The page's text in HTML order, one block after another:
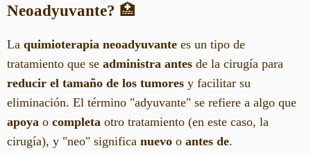
Neoadyuvante? 🏥
La quimioterapia neoadyuvante es un tipo de
tratamiento que se administra antes de la cirugía para
reducir el tamaño de los tumores y facilitar su
eliminación. El término "adyuvante" se refiere a algo que
apoya o completa otro tratamiento (en este caso, la
cirugía), y "neo" significa nuevo o antes de.